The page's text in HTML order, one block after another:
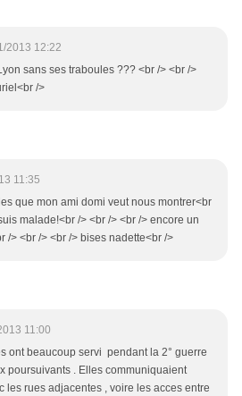
2013 12:22
sans ses traboules ??? <br /> <br />
/>
11:35
que mon ami domi veut nous montrer<br
malade!<br /> <br /> <br /> encore un
/> <br /> <br /> bises nadette<br />
11:00
ont beaucoup servi pendant la 2° guerre
poursuivants . Elles communiquaient
les rues adjacentes , voire les acces entre